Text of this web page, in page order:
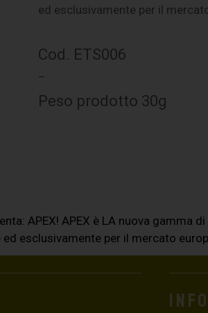
ed esclusivamente per il
Cod. ETS006
–
Peso prodotto 30g
APEX! APEX è LA nuova gamma
esclusivamente per il mercato